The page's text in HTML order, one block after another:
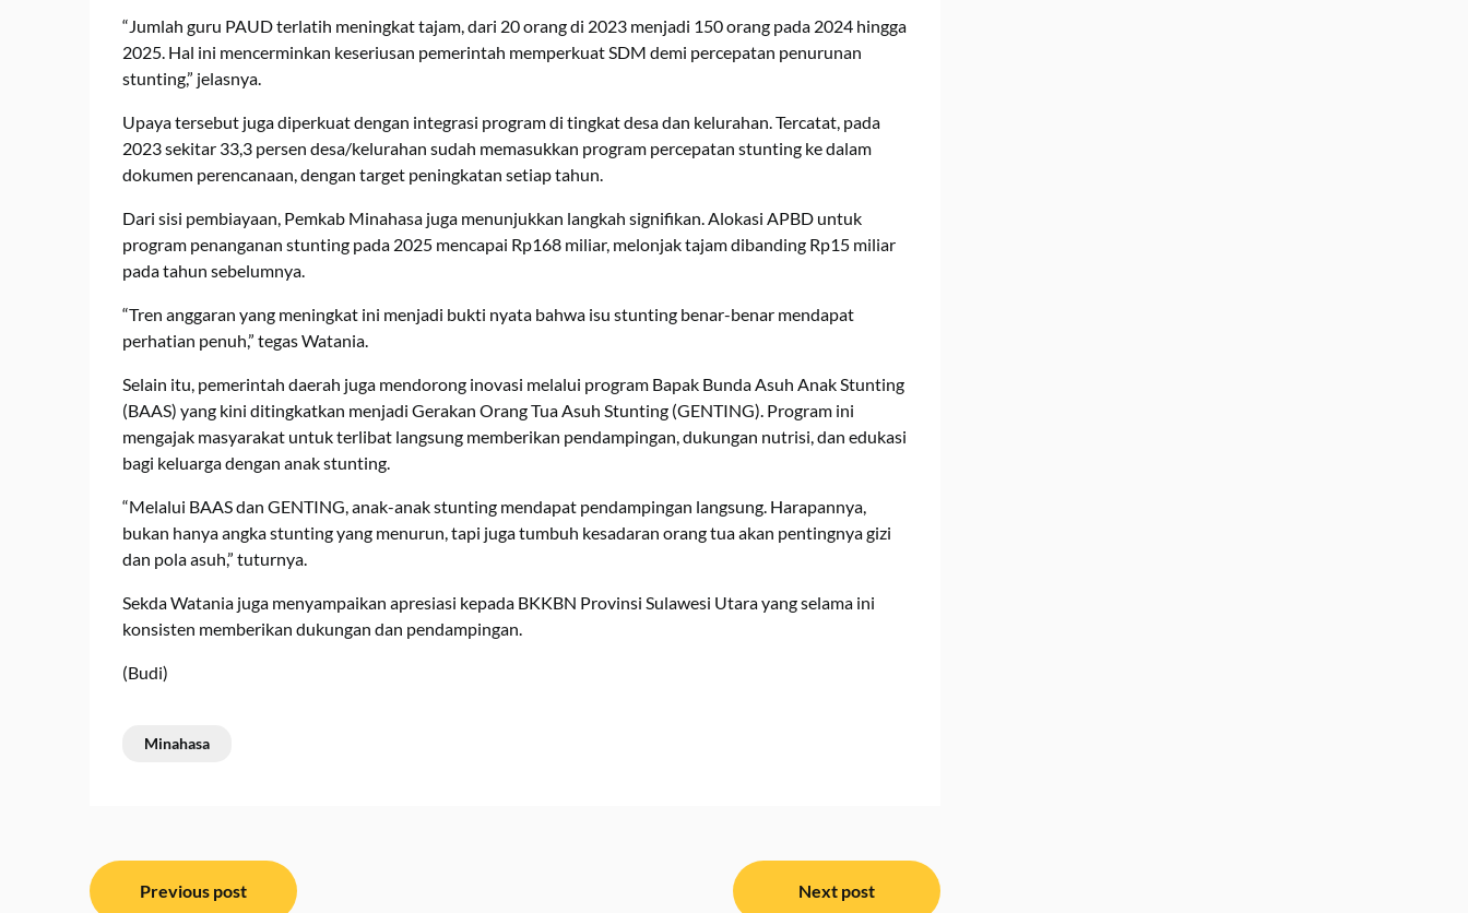
“Jumlah guru PAUD terlatih meningkat tajam, dari 20 orang di 2023 menjadi 150 orang pada 2024 hingga
2025. Hal ini mencerminkan keseriusan pemerintah memperkuat SDM demi percepatan penurunan
stunting,” jelasnya.
Upaya tersebut juga diperkuat dengan integrasi program di tingkat desa dan kelurahan. Tercatat, pada
2023 sekitar 33,3 persen desa/kelurahan sudah memasukkan program percepatan stunting ke dalam
dokumen perencanaan, dengan target peningkatan setiap tahun.
Dari sisi pembiayaan, Pemkab Minahasa juga menunjukkan langkah signifikan. Alokasi APBD untuk
program penanganan stunting pada 2025 mencapai Rp168 miliar, melonjak tajam dibanding Rp15 miliar
pada tahun sebelumnya.
“Tren anggaran yang meningkat ini menjadi bukti nyata bahwa isu stunting benar-benar mendapat
perhatian penuh,” tegas Watania.
Selain itu, pemerintah daerah juga mendorong inovasi melalui program Bapak Bunda Asuh Anak Stunting
(BAAS) yang kini ditingkatkan menjadi Gerakan Orang Tua Asuh Stunting (GENTING). Program ini
mengajak masyarakat untuk terlibat langsung memberikan pendampingan, dukungan nutrisi, dan edukasi
bagi keluarga dengan anak stunting.
“Melalui BAAS dan GENTING, anak-anak stunting mendapat pendampingan langsung. Harapannya,
bukan hanya angka stunting yang menurun, tapi juga tumbuh kesadaran orang tua akan pentingnya gizi
dan pola asuh,” tuturnya.
Sekda Watania juga menyampaikan apresiasi kepada BKKBN Provinsi Sulawesi Utara yang selama ini
konsisten memberikan dukungan dan pendampingan.
(Budi)
Minahasa
Navigasi
Previous post Next post